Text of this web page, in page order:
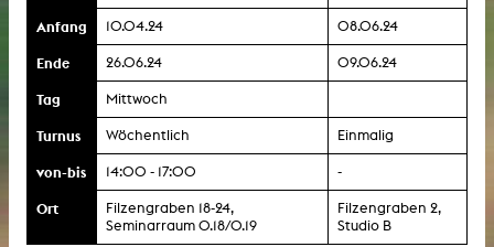
Anfang 10.04.24 08.06.24
Ende 26.06.24 09.06.24
Tag Mittwoch
Turnus Wöchentlich Einmalig
von-bis 14:00 - 17:00 -
Ort
Filzengraben 18-24,
Seminarraum 0.18/0.19
Filzengraben 2,
Studio B